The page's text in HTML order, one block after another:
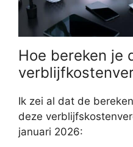
Hoe bereken je
Ik zei al dat de
deze
januari 2026: